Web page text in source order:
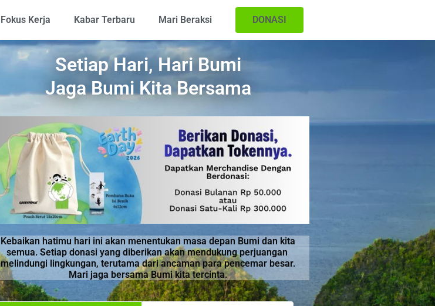
Fokus Kerja Kabar Terbaru Mari Beraksi DONASI
Setiap Hari, Hari Bumi
Jaga Bumi Kita Bersama
Kebaikan hatimu hari ini akan menentukan masa depan Bumi dan kita
semua. Setiap donasi yang diberikan akan mendukung perjuangan
melindungi lingkungan, terutama dari ancaman para pencemar besar.
Mari jaga bersama Bumi kita tercinta.